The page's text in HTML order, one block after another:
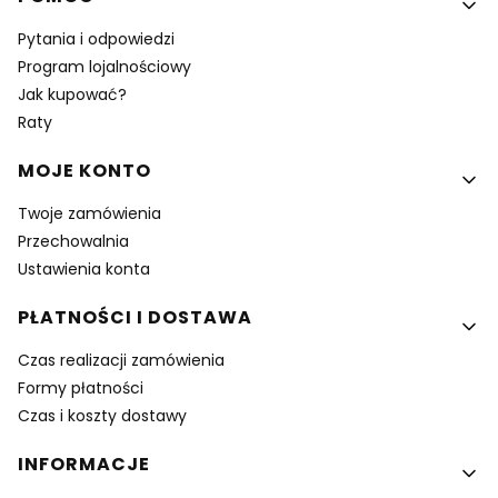
Pytania i odpowiedzi
Program lojalnościowy
Jak kupować?
Raty
MOJE KONTO
Twoje zamówienia
Przechowalnia
Ustawienia konta
PŁATNOŚCI I DOSTAWA
Czas realizacji zamówienia
Formy płatności
Czas i koszty dostawy
INFORMACJE